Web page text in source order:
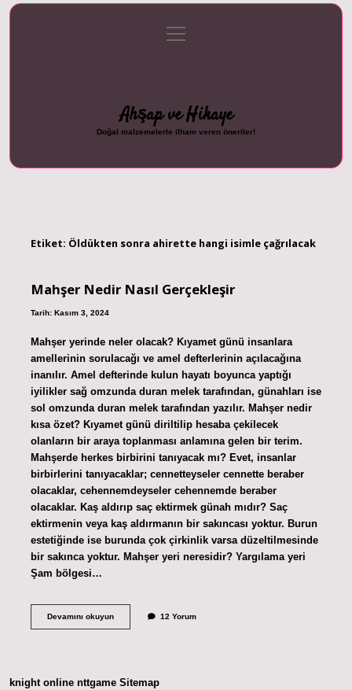
Gizlilik Politikası
menüyü
aç
Ahşap ve Hikaye
Doğal malzemelerle ilham veren öneriler!
Etiket: Öldükten sonra ahirette hangi isimle çağrılacak
Mahşer Nedir Nasıl Gerçekleşir
Tarih: Kasım 3, 2024
Mahşer yerinde neler olacak? Kıyamet günü insanlara
amellerinin sorulacağı ve amel defterlerinin açılacağına
inanılır. Amel defterinde kulun hayatı boyunca yaptığı
iyilikler sağ omzunda duran melek tarafından, günahları ise
sol omzunda duran melek tarafından yazılır. Mahşer nedir
kısa özet? Kıyamet günü diriltilip hesaba çekilecek
olanların bir araya toplanması anlamına gelen bir terim.
Mahşerde herkes birbirini tanıyacak mı? Evet, insanlar
birbirlerini tanıyacaklar; cennetteyseler cennette beraber
olacaklar, cehennemdeyseler cehennemde beraber
olacaklar. Kaş aldırıp saç ektirmek günah mıdır? Saç
ektirmenin veya kaş aldırmanın bir sakıncası yoktur. Burun
estetiğinde ise burunda çok çirkinlik varsa düzeltilmesinde
bir sakınca yoktur. Mahşer yeri neresidir? Yargılama yeri
Şam bölgesi…
Devamını okuyunMahşer
12 Yorum
knight online nttgame Sitemap